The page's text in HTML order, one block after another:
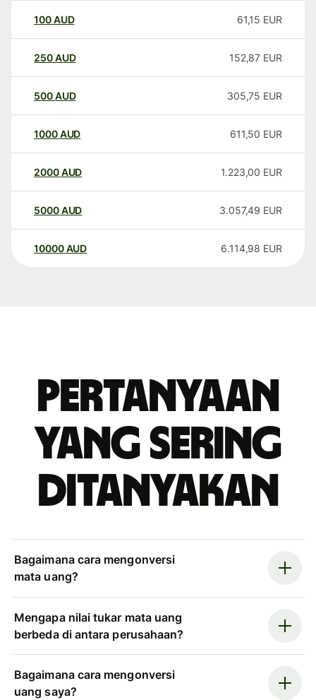
100AUD 61,15 EUR
250AUD 152,87 EUR
500AUD 305,75 EUR
1000AUD 611,50 EUR
2000AUD 1.223,00 EUR
5000AUD 3.057,49 EUR
10000 AUD 6.114,98 EUR
Pertanyaan
yang sering
ditanyakan
Bagaimana cara mengonversi
mata uang?
Mengapa nilai tukar mata uang
berbeda di antara perusahaan?
Bagaimana cara mengonversi
uang saya?